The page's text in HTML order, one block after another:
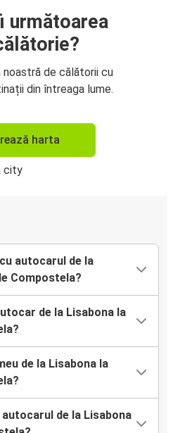
următoarea
noastră de călătorii cu
din întreaga lume.
harta
autocarul de la
Compostela?
de la Lisabona la
de la Lisabona la
de la Lisabona